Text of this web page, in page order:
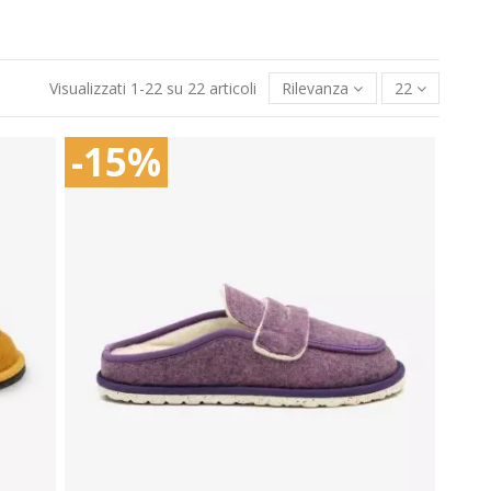
Visualizzati 1-22 su 22 articoli Rilevanza 22
-15%